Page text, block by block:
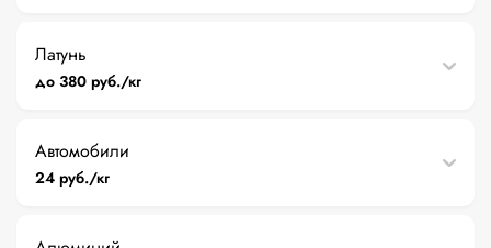
Латунь
до 380 руб./кг
Автомобили
24 руб./кг